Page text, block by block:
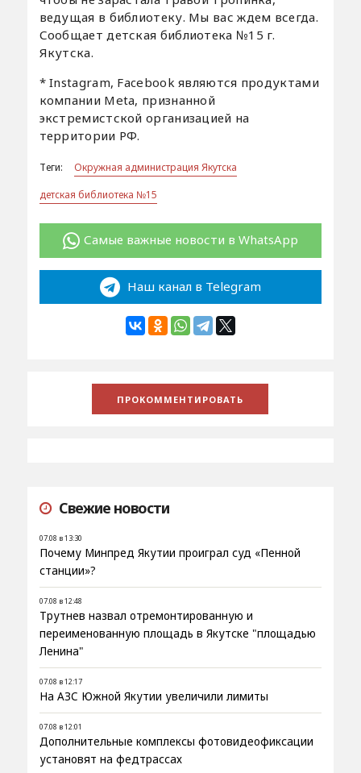
ведущая в библиотеку. Мы вас ждем всегда.
Сообщает детская библиотека №15 г.
Якутска.
* Instagram, Facebook являются продуктами
компании Meta, признанной
экстремистской организацией на
территории РФ.
Теги:
Окружная администрация Якутска
детская библиотека №15
Самые важные новости в WhatsApp
Наш канал в Telegram
Свежие новости
07.08 в 13:30
Почему Минпред Якутии проиграл суд «Пенной
станции»?
07.08 в 12:48
Трутнев назвал отремонтированную и
переименованную площадь в Якутске "площадью
Ленина"
07.08 в 12:17
На АЗС Южной Якутии увеличили лимиты
07.08 в 12:01
Дополнительные комплексы фотовидеофиксации
установят на федтрассах